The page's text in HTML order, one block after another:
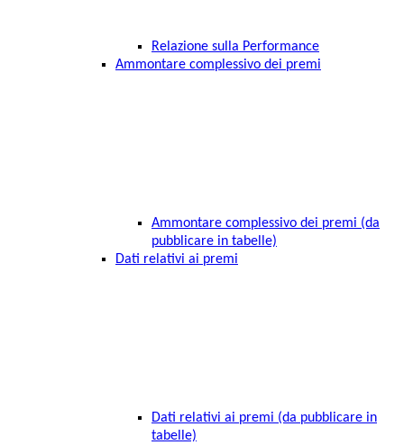
Relazione sulla Performance
Ammontare complessivo dei premi
Ammontare complessivo dei premi (da
pubblicare in tabelle)
Dati relativi ai premi
Dati relativi ai premi (da pubblicare in
tabelle)